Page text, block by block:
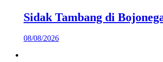
Sidak Tambang di
08/08/2026